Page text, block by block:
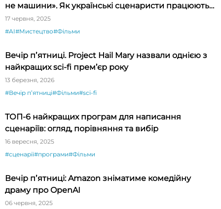
не машини». Як українські сценаристи працюють
зі ШІ та чому не вірять, що він замінить їх в
індустрії
17 червня, 2025
#AI#Мистецтво#Фільми
Вечір пʼятниці. Project Hail Mary назвали однією з
найкращих sci-fi прем’єр року
13 березня, 2026
#Вечір пʼятниці#Фільми#sci-fi
ТОП-6 найкращих програм для написання
сценаріїв: огляд, порівняння та вибір
16 вересня, 2025
#сценарії#програми#Фільми
Вечір пʼятниці: Amazon зніматиме комедійну
драму про OpenAI
06 червня, 2025